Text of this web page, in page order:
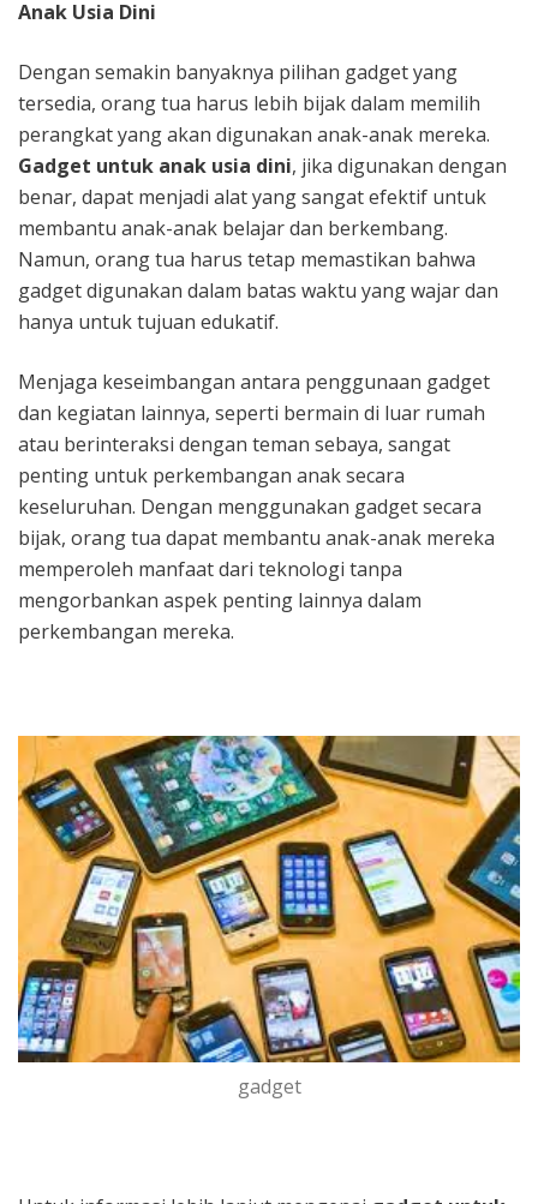
Anak Usia Dini
Dengan semakin banyaknya pilihan gadget yang
tersedia, orang tua harus lebih bijak dalam memilih
perangkat yang akan digunakan anak-anak mereka.
Gadget untuk anak usia dini, jika digunakan dengan
benar, dapat menjadi alat yang sangat efektif untuk
membantu anak-anak belajar dan berkembang.
Namun, orang tua harus tetap memastikan bahwa
gadget digunakan dalam batas waktu yang wajar dan
hanya untuk tujuan edukatif.
Menjaga keseimbangan antara penggunaan gadget
dan kegiatan lainnya, seperti bermain di luar rumah
atau berinteraksi dengan teman sebaya, sangat
penting untuk perkembangan anak secara
keseluruhan. Dengan menggunakan gadget secara
bijak, orang tua dapat membantu anak-anak mereka
memperoleh manfaat dari teknologi tanpa
mengorbankan aspek penting lainnya dalam
perkembangan mereka.
gadget